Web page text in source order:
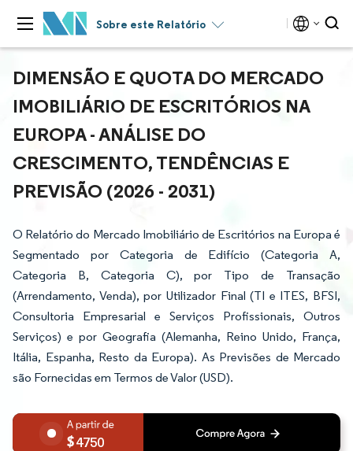
Sobre este Relatório
DIMENSÃO E QUOTA DO MERCADO
IMOBILIÁRIO DE ESCRITÓRIOS NA
EUROPA - ANÁLISE DO
CRESCIMENTO, TENDÊNCIAS E
PREVISÃO (2026 - 2031)
O Relatório do Mercado Imobiliário de Escritórios na Europa é
Segmentado por Categoria de Edifício (Categoria A,
Categoria B, Categoria C), por Tipo de Transação
(Arrendamento, Venda), por Utilizador Final (TI e ITES, BFSI,
Consultoria Empresarial e Serviços Profissionais, Outros
Serviços) e por Geografia (Alemanha, Reino Unido, França,
Itália, Espanha, Resto da Europa). As Previsões de Mercado
são Fornecidas em Termos de Valor (USD).
4750